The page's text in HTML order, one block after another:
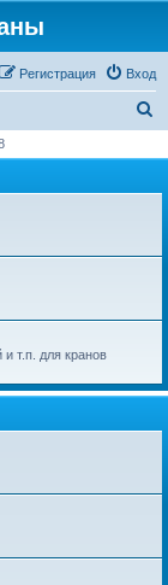
Вход
Регистрация
с
т.п. для кранов